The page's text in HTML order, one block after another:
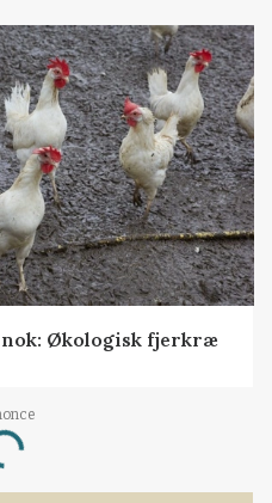
Økologisk fjerkræ